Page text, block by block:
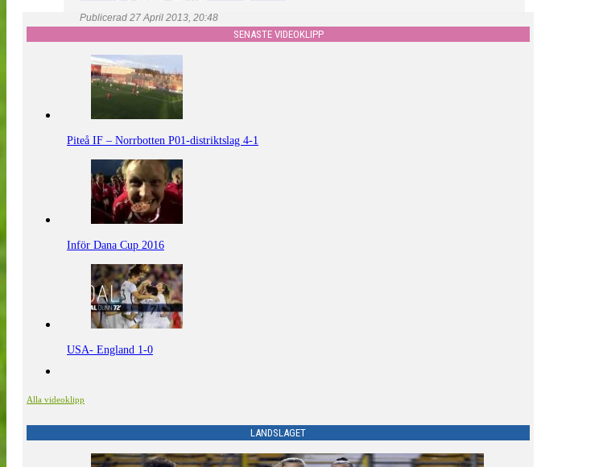
Publicerad 27 April 2013, 20:48
SENASTE VIDEOKLIPP
Piteå IF – Norrbotten P01-distriktslag 4-1
Inför Dana Cup 2016
USA- England 1-0
Alla videoklipp
LANDSLAGET